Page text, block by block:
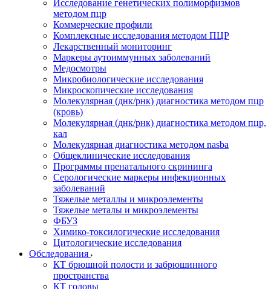
Исследование генетических полиморфизмов
методом пцр
Коммерческие профили
Комплексные исследования методом ПЦР
Лекарственный мониторинг
Маркеры аутоиммунных заболеваний
Медосмотры
Микробиологические исследования
Микроскопические исследования
Молекулярная (днк/рнк) диагностика методом пцр
(кровь)
Молекулярная (днк/рнк) диагностика методом пцр,
кал
Молекулярная диагностика методом nasba
Общеклинические исследования
Программы пренатального скрининга
Серологические маркеры инфекционных
заболеваний
Тяжелые металлы и микроэлементы
Тяжелые металы и микроэлементы
ФБУЗ
Химико-токсилогические исследования
Цитологические исследования
Обследования
КТ брюшной полости и забрюшинного
пространства
КТ головы